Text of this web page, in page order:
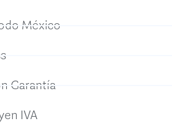
México
Garantía
IVA